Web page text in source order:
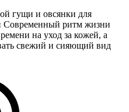
гущи и овсянки для
Современный ритм жизни
на уход за кожей, а
свежий и сияющий вид